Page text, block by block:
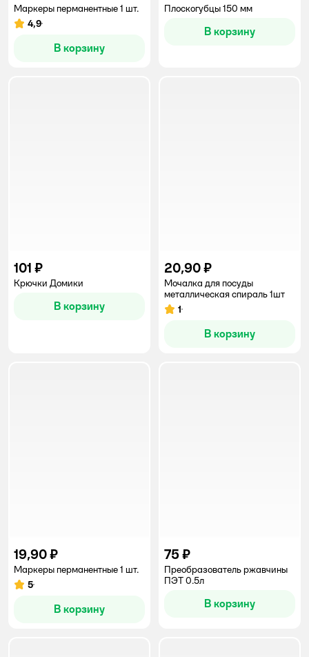
Маркеры перманентные 1 шт.
Рейтинг:
4,9
В корзину
Плоскогубцы 150 мм
В корзину
101 ₽
Крючки Домики
В корзину
20,90 ₽
Мочалка для посуды
металлическая спираль 1шт
Рейтинг:
1
В корзину
19,90 ₽
Маркеры перманентные 1 шт.
Рейтинг:
5
В корзину
75 ₽
Преобразователь ржавчины
ПЭТ 0.5л
В корзину